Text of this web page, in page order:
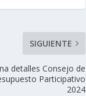
SIGUIENTE
detalles Consejo de
Participativo
2024